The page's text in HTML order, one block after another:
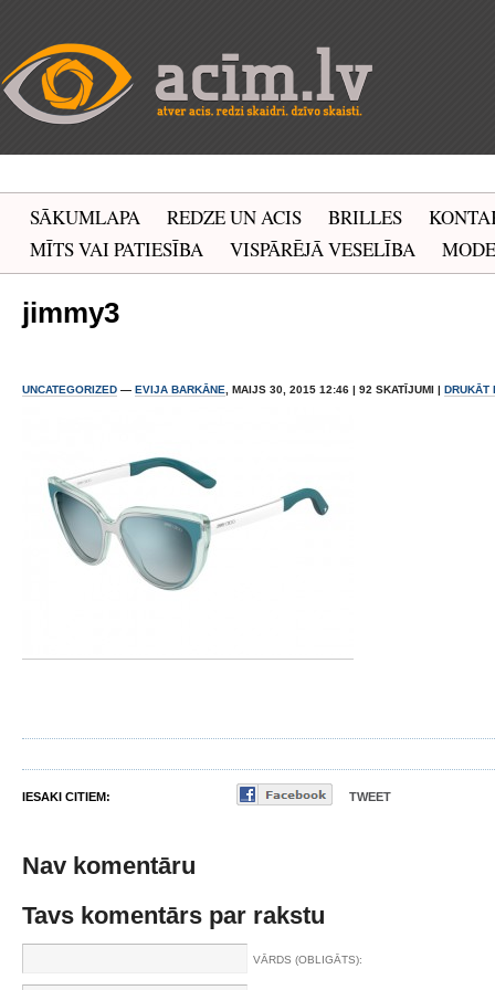
SĀKUMLAPA REDZE UN ACIS BRILLES
MĪTS VAI PATIESĪBA
VISPĀRĒJĀ VESELĪBA MODE
jimmy3
UNCATEGORIZED — EVIJA BARKĀNE , MAIJS 30, 2015 12:46 | 92 SKATĪJUMI | DRUKĀT
IESAKI CITIEM: TWEET
Nav komentāru
Tavs komentārs par rakstu
VĀRDS (OBLIGĀTS):